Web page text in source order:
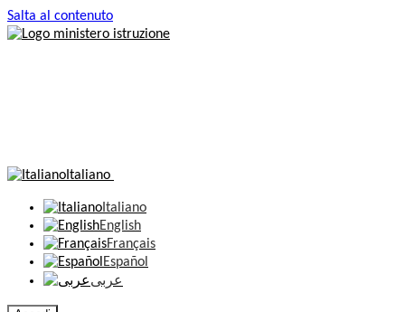
Salta al contenuto
Italiano
Italiano
English
Français
Español
عربى